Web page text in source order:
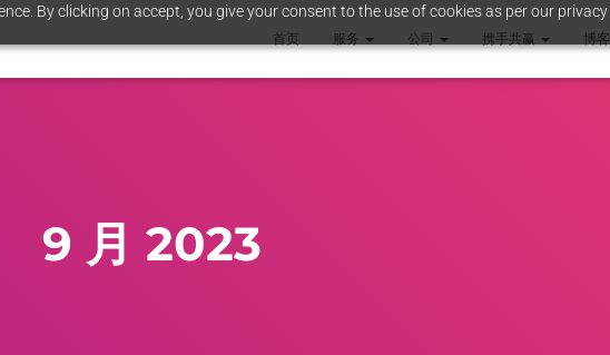
By clicking on accept, you give your consent to the use of cookies as per our privacy
首页 服务 公司 携手共赢 博客
9 月 2023